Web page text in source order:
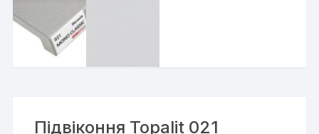
Підвіконня Topalit 021